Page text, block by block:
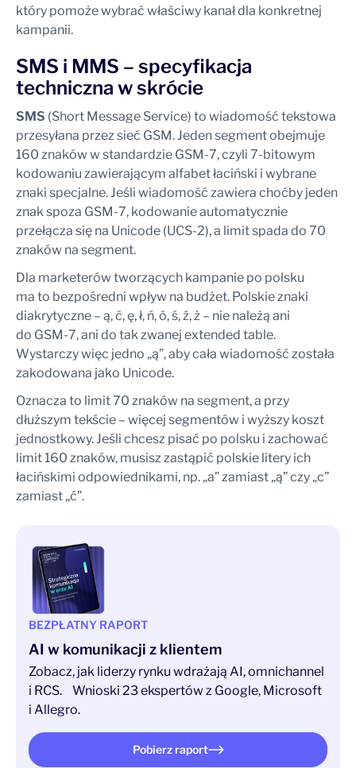
który pomoże wybrać właściwy kanał dla konkretnej
kampanii.
SMS i MMS – specyfikacja
techniczna w skrócie
SMS (Short Message Service) to wiadomość tekstowa
przesyłana przez sieć GSM. Jeden segment obejmuje
160 znaków w standardzie GSM-7, czyli 7-bitowym
kodowaniu zawierającym alfabet łaciński i wybrane
znaki specjalne. Jeśli wiadomość zawiera choćby jeden
znak spoza GSM-7, kodowanie automatycznie
przełącza się na Unicode (UCS-2), a limit spada do 70
znaków na segment.
Dla marketerów tworzących kampanie po polsku
ma to bezpośredni wpływ na budżet. Polskie znaki
diakrytyczne – ą, ć, ę, ł, ń, ó, ś, ź, ż – nie należą ani
do GSM-7, ani do tak zwanej extended table.
Wystarczy więc jedno „ą”, aby cała wiadomość została
zakodowana jako Unicode.
Oznacza to limit 70 znaków na segment, a przy
dłuższym tekście – więcej segmentów i wyższy koszt
jednostkowy. Jeśli chcesz pisać po polsku i zachować
limit 160 znaków, musisz zastąpić polskie litery ich
łacińskimi odpowiednikami, np. „a” zamiast „ą” czy „c”
zamiast „ć”.
BEZPŁATNY RAPORT
AI w komunikacji z klientem
Zobacz, jak liderzy rynku wdrażają AI, omnichannel
i RCS. Wnioski 23 ekspertów z Google, Microsoft
i Allegro.
Pobierz raport